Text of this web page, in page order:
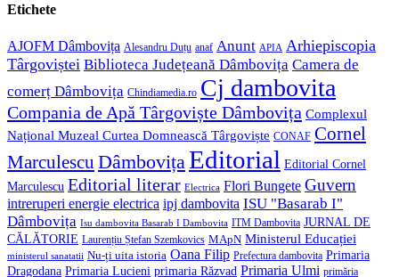
Etichete
AJOFM Dâmbovița Alesandru Duțu anaf Anunt APIA Arhiepiscopia
Târgoviștei Biblioteca Județeană Dâmbovița Camera de
comerț Dâmbovița Chindiamedia.ro Cj dambovita
Compania de Apă Târgoviște Dâmbovița Complexul
Național Muzeal Curtea Domnească Târgoviște CONAF Cornel
Marculescu DâmbovițaEditorial Editorial Cornel
Marculescu Editorial literar Electrica Flori Bungete Guvern
intreruperi energie electrica ipj dambovita ISU "Basarab I"
Dâmbovița Isu dambovita Basarab I Dambovita ITM Dambovita JURNAL DE
CĂLĂTORIE Laurențiu Ștefan Szemkovics MApN Ministerul Educației
ministerul sanatatii Nu-ți uita istoria Oana Filip Prefectura dambovita Primaria
Dragodana Primaria Lucieni primaria Răzvad Primaria Ulmi primăria